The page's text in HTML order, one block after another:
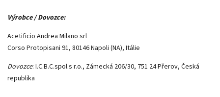
Výrobce / Dovozce:
Acetificio Andrea Milano srl
Corso Protopisani 91, 80146 Napoli (NA), Itálie
Dovozce: I.C.B.C.spol.s r.o., Zámecká 206/30, 751 24 Přerov, Česká
republika